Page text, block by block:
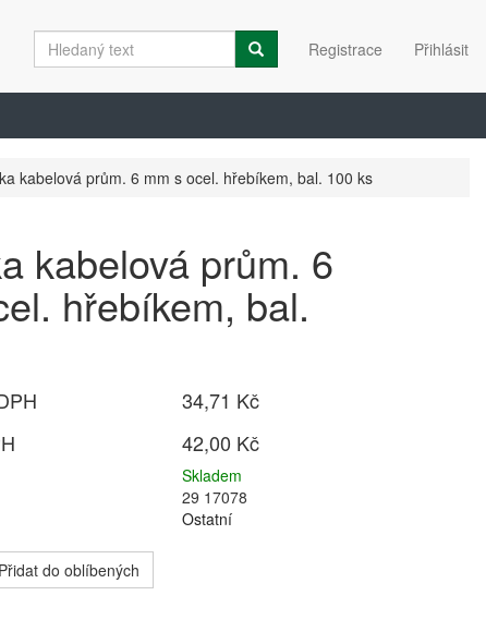
Registrace Přihlásit
kabelová prům. 6 mm s ocel. hřebíkem, bal. 100 ks
kabelová prům. 6
hřebíkem, bal.
34,71 Kč
42,00 Kč
Skladem
29 17078
Ostatní
Přidat do oblíbených